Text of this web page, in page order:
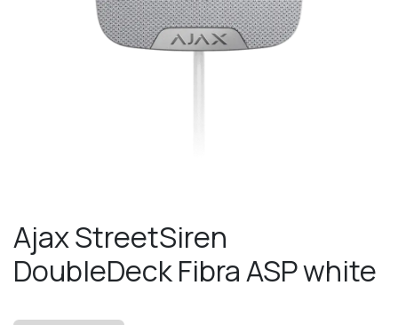
Ajax StreetSiren
DoubleDeck Fibra ASP white